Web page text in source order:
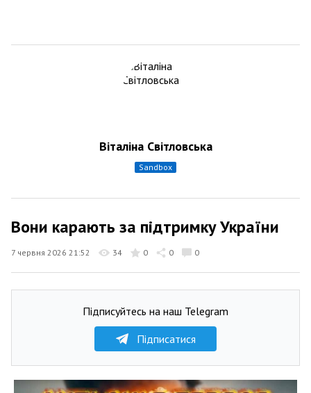
Віталіна Світловська
sandbox
Вони карають за підтримку України
7 червня 2026 21:52 34 0 0 0
Підписуйтесь на наш Telegram
Підписатися